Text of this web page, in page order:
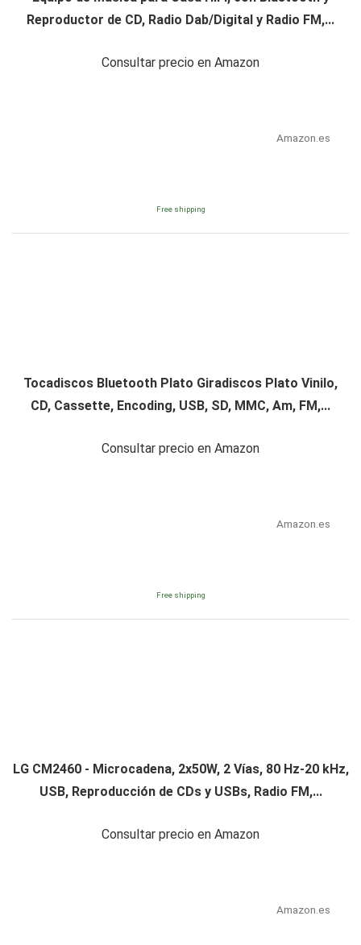
Reproductor de CD, Radio Dab/Digital y Radio FM,...
Consultar precio en Amazon
Amazon.es
Free shipping
Tocadiscos Bluetooth Plato Giradiscos Plato Vinilo,
CD, Cassette, Encoding, USB, SD, MMC, Am, FM,...
Consultar precio en Amazon
Amazon.es
Free shipping
LG CM2460 - Microcadena, 2x50W, 2 Vías, 80 Hz-20 kHz,
USB, Reproducción de CDs y USBs, Radio FM,...
Consultar precio en Amazon
Amazon.es